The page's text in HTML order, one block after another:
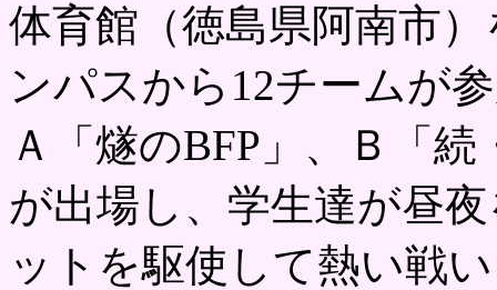
体育館（徳島県阿南市
ンパスから 12チームが
Ａ「燧のBFP」、Ｂ「
が出場し、学生達が昼
ットを駆使して熱い戦